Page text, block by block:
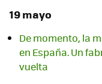
19 mayo
De momento, la
en España. Un
vuelta